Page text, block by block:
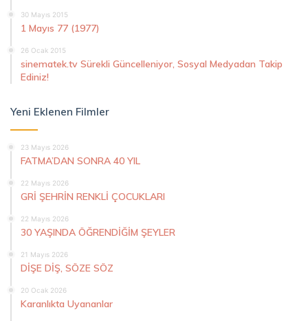
30 Mayıs 2015
1 Mayıs 77 (1977)
26 Ocak 2015
sinematek.tv Sürekli Güncelleniyor, Sosyal Medyadan Takip
Ediniz!
Yeni Eklenen Filmler
23 Mayıs 2026
FATMA’DAN SONRA 40 YIL
22 Mayıs 2026
GRİ ŞEHRİN RENKLİ ÇOCUKLARI
22 Mayıs 2026
30 YAŞINDA ÖĞRENDİĞİM ŞEYLER
21 Mayıs 2026
DİŞE DİŞ, SÖZE SÖZ
20 Ocak 2026
Karanlıkta Uyananlar